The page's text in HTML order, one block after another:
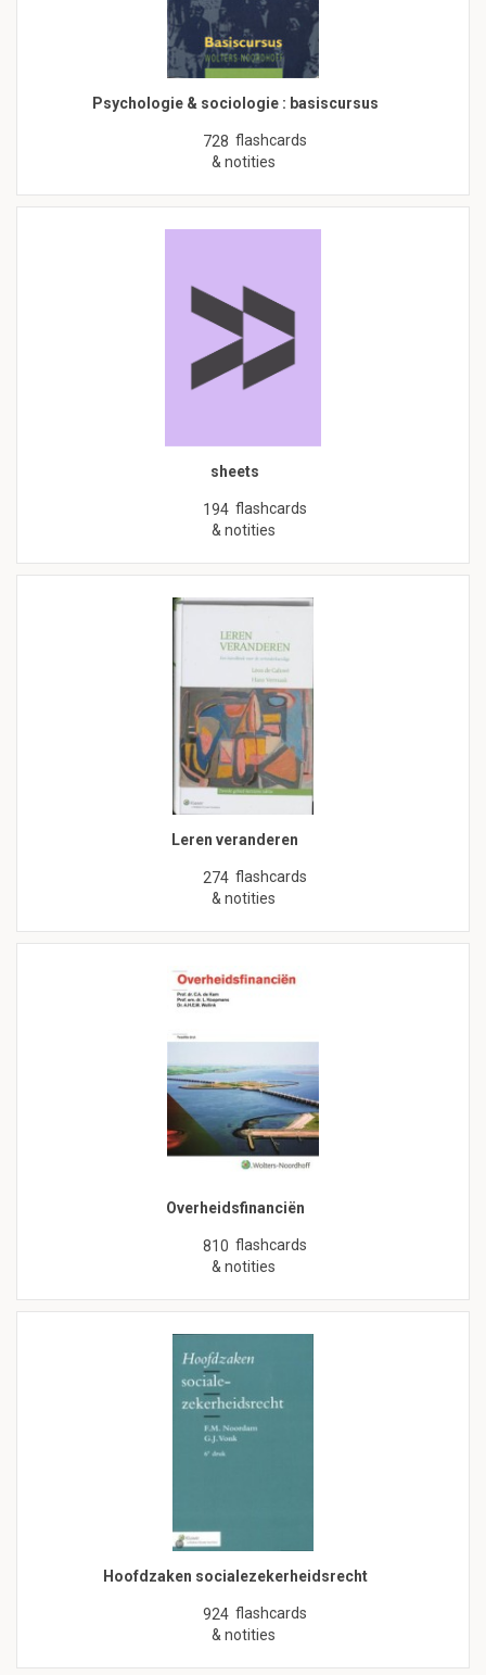
Psychologie & sociologie : basiscursus
728 flashcards
& notities
sheets
194 flashcards
& notities
Leren veranderen
274 flashcards
& notities
Overheidsfinanciën
810 flashcards
& notities
Hoofdzaken socialezekerheidsrecht
924 flashcards
& notities